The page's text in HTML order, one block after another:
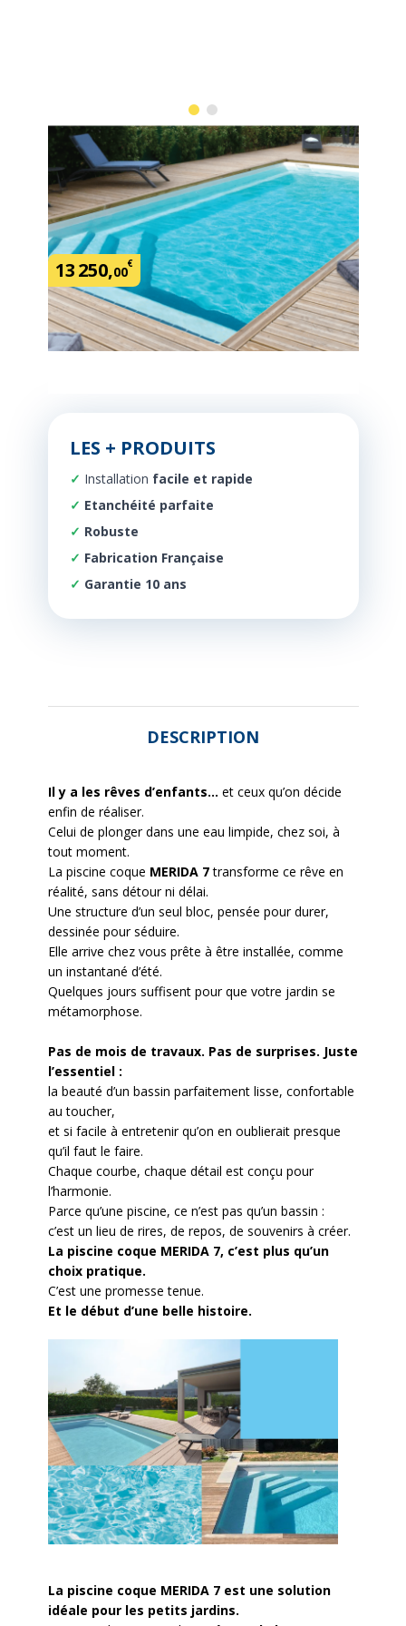
Coque Merida 7 - 7 x 4 x 1,50 m
SKU:439269
13250,00€
Demander un devis
LES + PRODUITS
Installation facile et rapide
Etanchéité parfaite
Robuste
Fabrication Française
Garantie 10 ans
DESCRIPTION
Il y a les rêves d’enfants… et ceux qu’on décide
enfin de réaliser.
Celui de plonger dans une eau limpide, chez soi, à
tout moment.
La piscine coque MERIDA 7transforme ce rêve en
réalité, sans détour ni délai.
Une structure d’un seul bloc, pensée pour durer,
dessinée pour séduire.
Elle arrive chez vous prête à être installée, comme
un instantané d’été.
Quelques jours suffisent pour que votre jardin se
métamorphose.
Pas de mois de travaux. Pas de surprises. Juste
l’essentiel :
la beauté d’un bassin parfaitement lisse, confortable
au toucher,
et si facile à entretenir qu’on en oublierait presque
qu’il faut le faire.
Chaque courbe, chaque détail est conçu pour
l’harmonie.
Parce qu’une piscine, ce n’est pas qu’un bassin :
c’est un lieu de rires, de repos, de souvenirs à créer.
La piscine coque MERIDA 7, c’est plus qu’un
choix pratique.
C’est une promesse tenue.
Et le début d’une belle histoire.
La piscine coque MERIDA 7 est une solution
idéale pour les petits jardins.